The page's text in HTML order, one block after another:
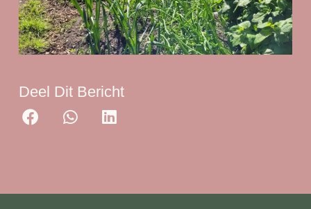
Deel Dit Bericht